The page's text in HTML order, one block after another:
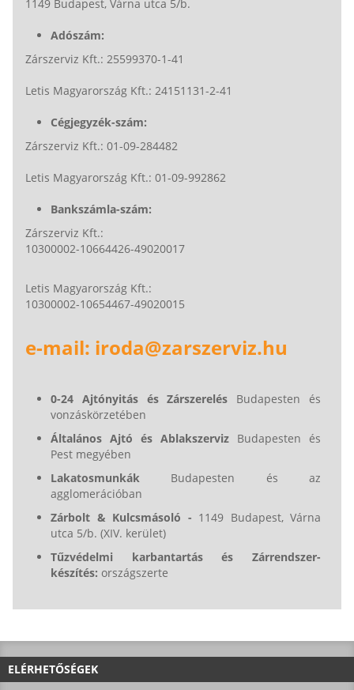
1149 Budapest, Várna utca 5/b.
Adószám:
Zárszerviz Kft.: 25599370-1-41
Letis Magyarország Kft.: 24151131-2-41
Cégjegyzék-szám:
Zárszerviz Kft.: 01-09-284482
Letis Magyarország Kft.: 01-09-992862
Bankszámla-szám:
Zárszerviz Kft.:
10300002-10664426-49020017
Letis Magyarország Kft.:
10300002-10654467-49020015
e-mail: iroda@zarszerviz.hu
0-24 Ajtónyitás és Zárszerelés Budapesten és
vonzáskörzetében
Általános Ajtó és Ablakszerviz Budapesten és
Pest megyében
Lakatosmunkák Budapesten és az
agglomerációban
Zárbolt & Kulcsmásoló - 1149 Budapest, Várna
utca 5/b. (XIV. kerület)
Tűzvédelmi karbantartás és Zárrendszer-
készítés: országszerte
ELÉRHETŐSÉGEK